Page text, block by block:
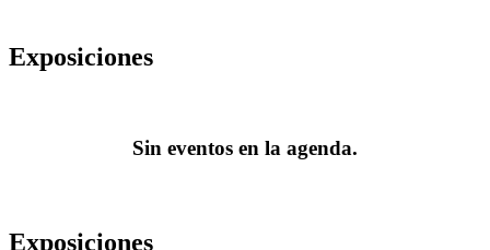
Exposiciones
Sin eventos en la agenda.
Exposiciones